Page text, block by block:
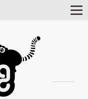
Toggle